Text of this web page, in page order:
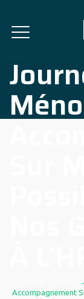
Accompagnement